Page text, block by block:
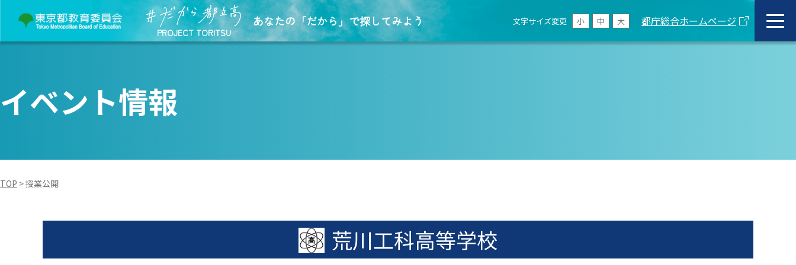
PROJECT TORITSU
あなたの「だから」で探してみよう 文字サイズ変更 小 中 大 都庁総合ホームページ
イベント情報
TOP >授業公開
荒川工科高等学校